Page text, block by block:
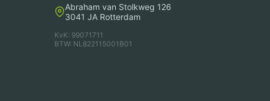
Abraham van Stolkweg 126
3041 JA Rotterdam
KvK: 99071711
BTW: NL822115001B01